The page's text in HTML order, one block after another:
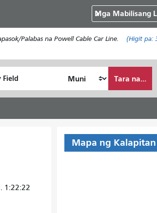
Mga Mabilisang
Palabas na Powell Cable Car Line. (Higit pa:
ko
maglakbay
Tara na...
1:22:22
Mapa ng Kalapitan